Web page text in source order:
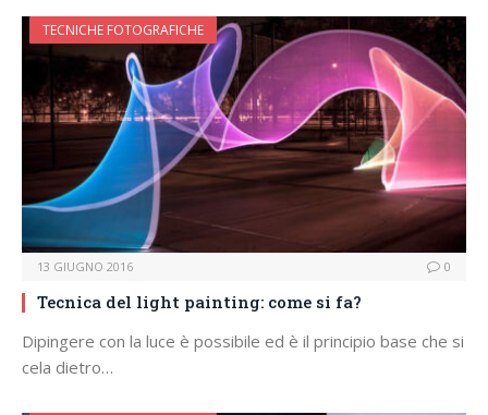
TECNICHE FOTOGRAFICHE
13 GIUGNO 2016 0
Tecnica del light painting: come si fa?
Dipingere con la luce è possibile ed è il principio base che si
cela dietro…